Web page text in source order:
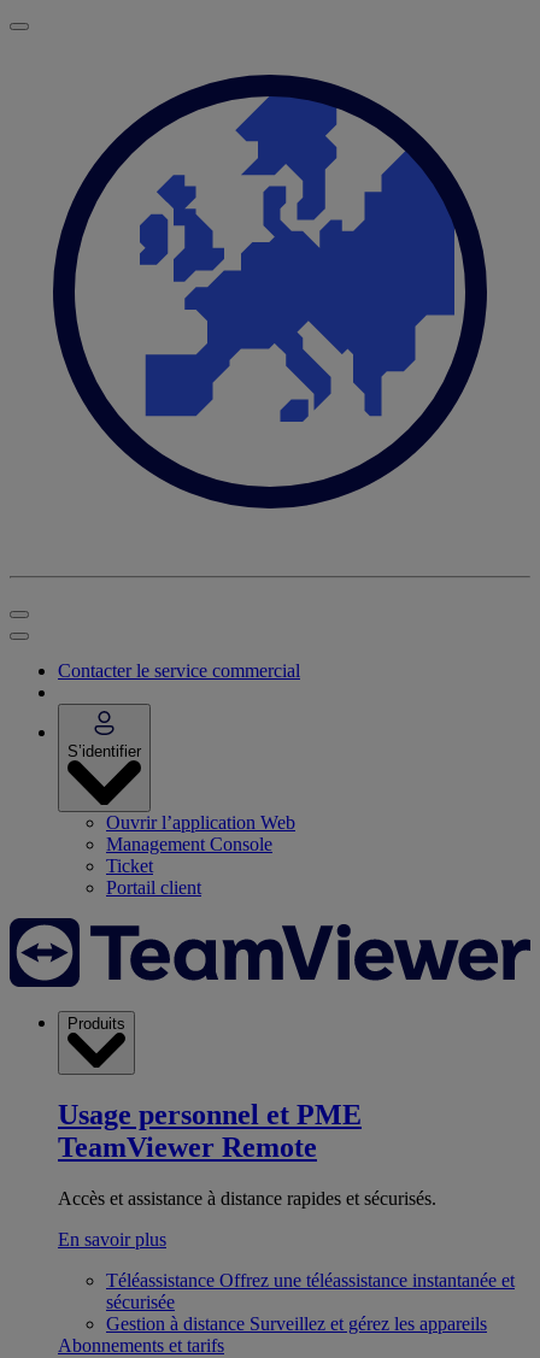
Contacter le service commercial
S’identifier
Ouvrir l’application Web
Management Console
Ticket
Portail client
Produits
Usage personnel et PME
TeamViewer Remote
Accès et assistance à distance rapides et sécurisés.
En savoir plus
Téléassistance Offrez une téléassistance instantanée et
sécurisée
Gestion à distance Surveillez et gérez les appareils
Abonnements et tarifs